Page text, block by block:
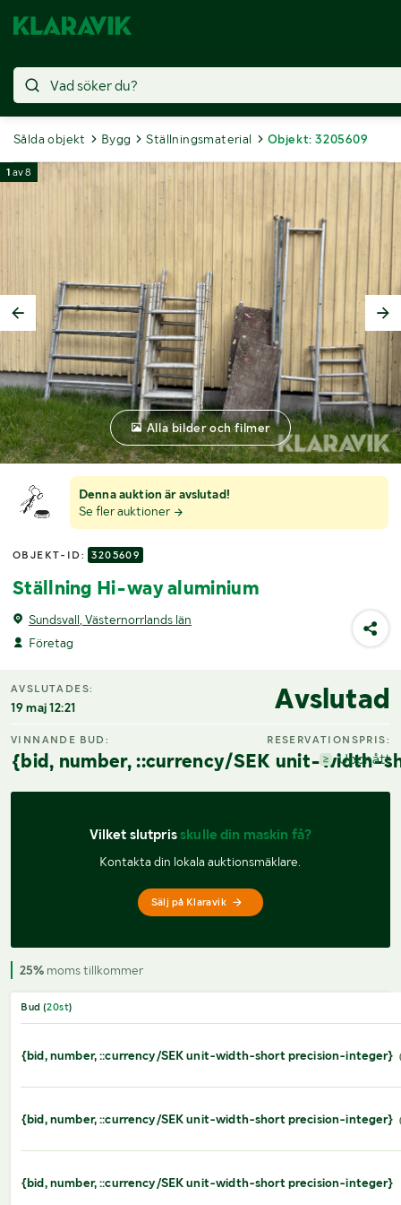
Sålda objekt Bygg Ställningsmaterial Objekt: 3205609
Denna auktion är avslutad!
Se fler auktioner
OBJEKT-ID: 3205609
Ställning Hi-way aluminium
Sundsvall, Västernorrlands län
Företag
1 av8
Alla bilder och filmer
AVSLUTADES:
19 maj 12:21 Avslutad
VINNANDE BUD:
{bid, number, ::currency/SEK unit-width-
RESERVATIONSPRIS:
Uppnått
Vilket slutpris skulle din maskin få?
Kontakta din lokala auktionsmäklare.
Sälj på Klaravik
25% moms tillkommer
Bud (20st)
{bid, number, ::currency/SEK unit-width-short precision-integer}
{bid, number, ::currency/SEK unit-width-short precision-integer}
{bid, number, ::currency/SEK unit-width-short precision-integer}